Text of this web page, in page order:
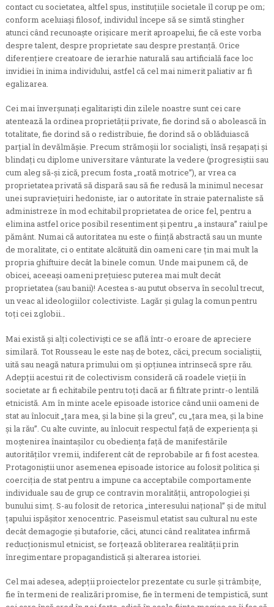
contact cu societatea, altfel spus, instituțiile societale îl corup pe om;
conform aceluiași filosof, individul începe să se simtă stingher
atunci când recunoaște orișicare merit aproapelui, fie că este vorba
despre talent, despre proprietate sau despre prestanță. Orice
diferențiere creatoare de ierarhie naturală sau artificială face loc
invidiei în inima individului, astfel că cel mai nimerit paliativ ar fi
egalizarea.
Cei mai înverșunați egalitariști din zilele noastre sunt cei care
atentează la ordinea proprietății private, fie dorind să o abolească în
totalitate, fie dorind să o redistribuie, fie dorind să o oblăduiască
parțial în devălmășie. Precum strămoșii lor socialiști, însă reșapați și
blindați cu diplome universitare vânturate la vedere (progresiștii sau
cum aleg să-și zică, precum fosta „roată motrice”), ar vrea ca
proprietatea privată să dispară sau să fie redusă la minimul necesar
unei supraviețuiri hedoniste, iar o autoritate în straie paternaliste să
administreze în mod echitabil proprietatea de orice fel, pentru a
elimina astfel orice posibil resentiment și pentru „a instaura” raiul pe
pământ. Numai că autoritatea nu este o ființă abstractă sau un munte
de moralitate, ci o entitate alcătuită din oameni care țin mai mult la
propria ghiftuire decât la binele comun. Unde mai punem că, de
obicei, aceeași oameni prețuiesc puterea mai mult decât
proprietatea (sau banii)! Acestea s-au putut observa în secolul trecut,
un veac al ideologiilor colectiviste. Lagăr și gulag la comun pentru
toți cei zglobii…
Mai există și alți colectiviști ce se află într-o eroare de apreciere
similară. Tot Rousseau le este naș de botez, căci, precum socialiștii,
uită sau neagă natura primului om și opțiunea intrinsecă spre rău.
Adepții acestui rit de colectivism consideră că roadele vieții în
societate ar fi echitabile pentru toți dacă ar fi filtrate printr-o lentilă
etnicistă. Am în minte acele episoade istorice când unii oameni de
stat au înlocuit „țara mea, și la bine și la greu”, cu „țara mea, și la bine
și la rău”. Cu alte cuvinte, au înlocuit respectul față de experiența și
moștenirea înaintașilor cu obediența față de manifestările
autorităților vremii, indiferent cât de reprobabile ar fi fost acestea.
Protagoniștii unor asemenea episoade istorice au folosit politica și
coerciția de stat pentru a impune ca acceptabile comportamente
individuale sau de grup ce contravin moralității, antropologiei și
bunului simț. S-au folosit de retorica „interesului național” și de mitul
țapului ispășitor xenocentric. Paseismul etatist sau cultural nu este
decât demagogie și butaforie, căci, atunci când realitatea infirmă
reducționismul etnicist, se forțează obliterarea realității prin
înregimentare propagandistică și alterarea istoriei.
Cel mai adesea, adepții proiectelor prezentate cu surle și trâmbițe,
fie în termeni de realizări promise, fie în termeni de tempistică, sunt